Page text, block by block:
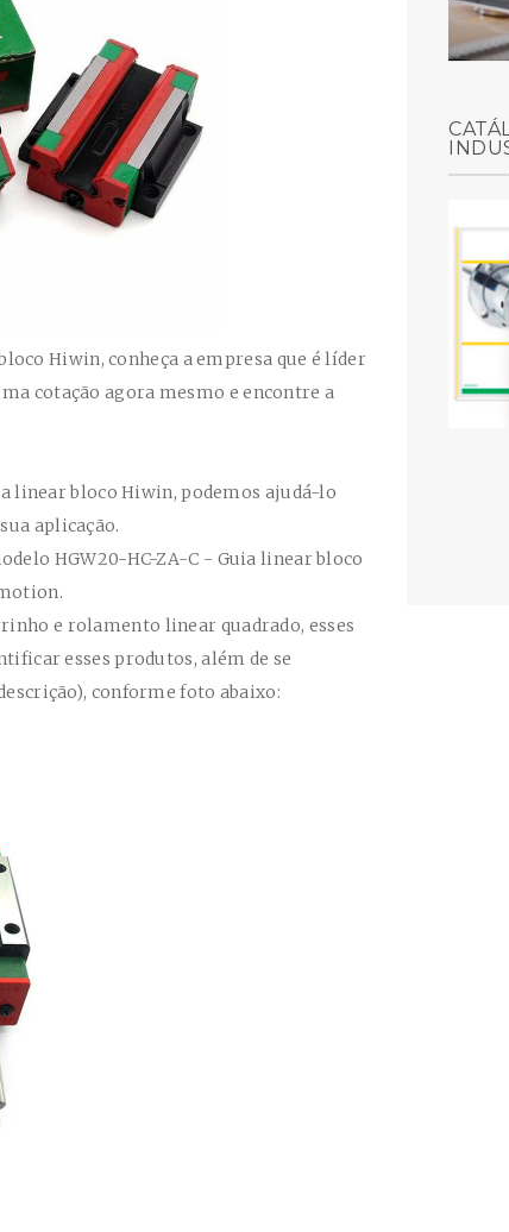
Hiwin, conheça a empresa que é líder
cotação agora mesmo e encontre a
linear bloco Hiwin, podemos ajudá-lo
aplicação.
HGW20-HC-ZA-C - Guia linear bloco
e rolamento linear quadrado, esses
esses produtos, além de se
conforme foto abaixo: